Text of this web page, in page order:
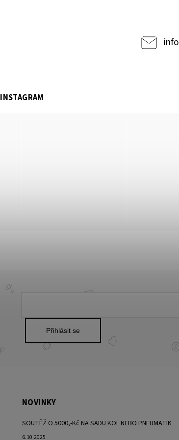
info
INSTAGRAM
NOVINKY
SOUTĚŽ O 5000,-Kč NA SADU KOL NEBO PNEUMATIK
6.10.2025
Přihlásit se